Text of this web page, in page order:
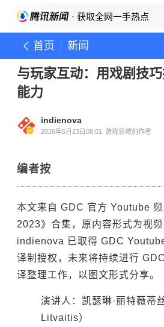
· 获取全网一手热点
首页 新闻
与玩家互动：用戏剧技
能力
indienova
2026年5月23日08:01 游戏领域创作者
编者按
本文来自 GDC 官方 Youtube
2023》合集，原内容形式为视频
indienova 已取得 GDC
译制授权，未来将持续进行
译整理工作，以图文形式分享。
演讲人：凯瑟琳·丽特薇蒂
Litvaitis）